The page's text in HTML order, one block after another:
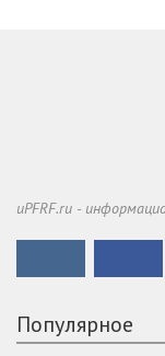
uPFRF.ru -
Популярное